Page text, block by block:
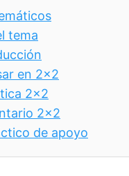
tema
en 2×2
2×2
2×2
de apoyo